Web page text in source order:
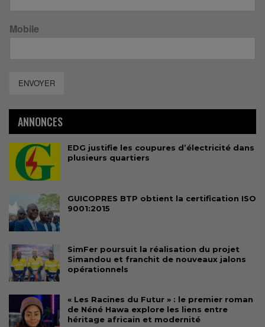
Mobile
ENVOYER
ANNONCES
EDG justifie les coupures d’électricité dans
plusieurs quartiers
GUICOPRES BTP obtient la certification ISO
9001:2015
SimFer poursuit la réalisation du projet
Simandou et franchit de nouveaux jalons
opérationnels
« Les Racines du Futur » : le premier roman
de Néné Hawa explore les liens entre
héritage africain et modernité